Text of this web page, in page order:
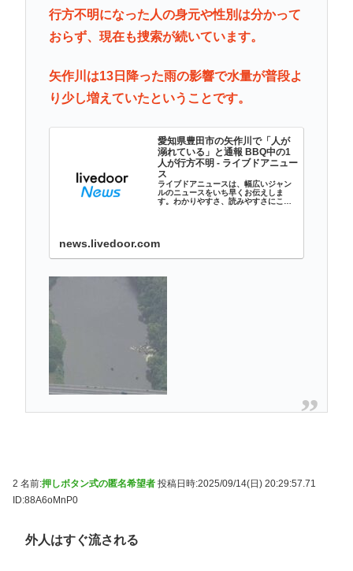
行方不明になった人の身元や性別は分かって
おらず、現在も捜索が続いています。
矢作川は13日降った雨の影響で水量が普段よ
り少し増えていたということです。
愛知県豊田市の矢作川で「人が
溺れている」と通報 BBQ中の1
人が行方不明 - ライブドアニュー
ス
ライブドアニュースは、幅広いジャン
ルのニュースをいち早くお伝えしま
す。わかりやすさ、読みやすさにこだ
news.livedoor.com
2 名前:押しボタン式の匿名希望者 投稿日時:2025/09/14(日) 20:29:57.71
ID:88A6oMnP0
外人はすぐ流される